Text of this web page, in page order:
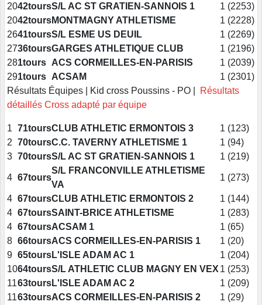
2042toursS/L AC ST GRATIEN-SANNOIS 1
1 (2253)
2042toursMONTMAGNY ATHLETISME
1 (2228)
2641toursS/L ESME US DEUIL
1 (2269)
2736toursGARGES ATHLETIQUE CLUB
1 (2196)
281tours ACS CORMEILLES-EN-PARISIS
1 (2039)
291tours ACSAM
1 (2301)
Résultats Équipes | Kid cross Poussins - PO |
Résultats
détaillés Cross adapté par équipe
1 71toursCLUB ATHLETIC ERMONTOIS 3
1 (123)
2 70toursC.C. TAVERNY ATHLETISME 1
1 (94)
3 70toursS/L AC ST GRATIEN-SANNOIS 1 1 (219)
4 67tours
S/L FRANCONVILLE ATHLETISME
VA
1 (273)
4 67toursCLUB ATHLETIC ERMONTOIS 2
1 (144)
4 67toursSAINT-BRICE ATHLETISME
1 (283)
4 67toursACSAM 1
1 (65)
8 66toursACS CORMEILLES-EN-PARISIS 1
1 (20)
9 65toursL'ISLE ADAM AC 1
1 (204)
1064toursS/L ATHLETIC CLUB MAGNY EN VEX 1 (253)
1163toursL'ISLE ADAM AC 2
1 (209)
1163toursACS CORMEILLES-EN-PARISIS 2
1 (29)